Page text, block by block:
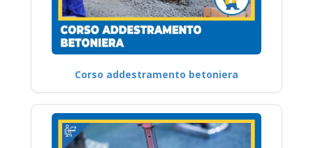
Corso addestramento betoniera